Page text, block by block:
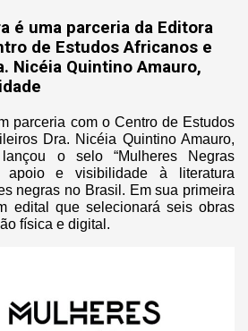
é uma parceria da Editora
de Estudos Africanos e
Nicéia Quintino Amauro,
parceria com o Centro de Estudos
Dra. Nicéia Quintino Amauro,
o selo “Mulheres Negras
apoio e visibilidade à literatura
negras no Brasil. Em sua primeira
edital que selecionará seis obras
física e digital.